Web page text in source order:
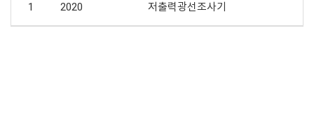
1 2020 저출력광선조사기